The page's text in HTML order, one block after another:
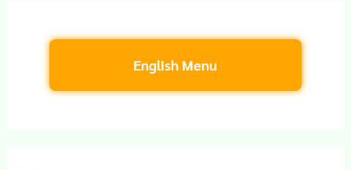
English Menu